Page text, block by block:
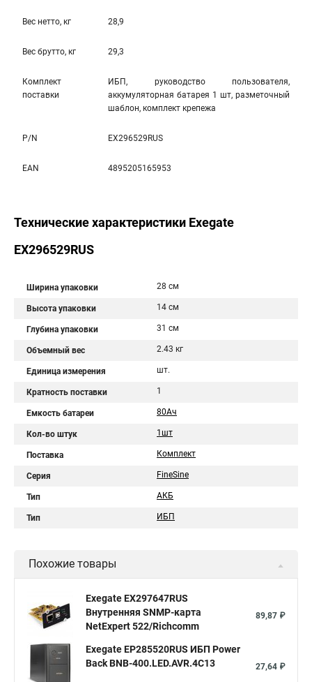
Вес нетто, кг 28,9
Вес брутто, кг 29,3
Комплект
поставки
ИБП, руководство пользователя,
аккумуляторная батарея 1 шт, разметочный
шаблон, комплект крепежа
P/N EX296529RUS
EAN 4895205165953
Технические характеристики Exegate
EX296529RUS
Ширина упаковки 28 см
Высота упаковки 14 см
Глубина упаковки 31 см
Объемный вес 2.43 кг
Единица измерения шт.
Кратность поставки 1
Емкость батареи 80Aч
Кол-во штук 1шт
Поставка Комплект
Серия FineSine
Тип АКБ
Тип ИБП
Похожие товары
Exegate EX297647RUS
Внутренняя SNMP-карта
NetExpert 522/Richcomm
89,87 ₽
Exegate EP285520RUS ИБП Power
Back BNB-400.LED.AVR.4C13
27,64 ₽